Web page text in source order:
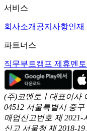
서비스
회사소개 공지사항인재
파트너스
직무부트캠프 제휴멘
(주)코멘토ㅣ대표이사
04512 서울특별시 중
매업신고번호 제
신고 서울청 제 2018-